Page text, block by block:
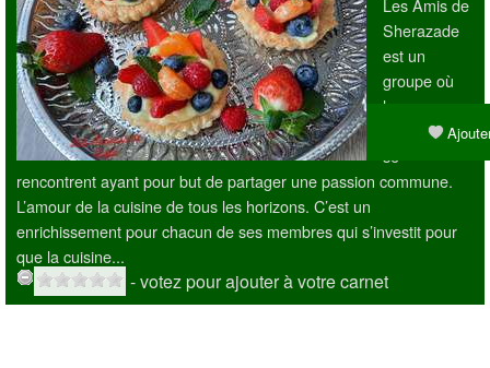
Les Amis de
Sherazade
est un
groupe où
les gens se
mélangent,
se
rencontrent ayant pour but de partager une passion commune.
L’amour de la cuisine de tous les horizons. C’est un
enrichissement pour chacun de ses membres qui s’investit pour
que la cuisine...
- votez pour ajouter à votre carnet